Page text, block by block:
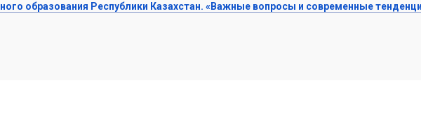
образования Республики Казахстан. «Важные вопросы и современные